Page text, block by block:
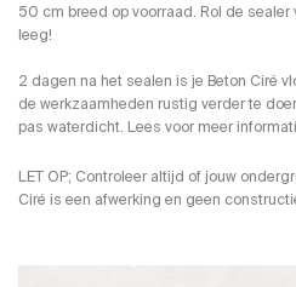
50 cm breed op voorraad. Rol de sealer
leeg!
2 dagen na het sealen is je Beton Ciré
de werkzaamheden rustig verder te
pas waterdicht. Lees voor meer
LET OP; Controleer altijd of jouw
Ciré is een afwerking en geen